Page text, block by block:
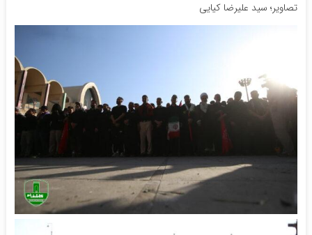
تصاویر؛ سید علیرضا کیایی